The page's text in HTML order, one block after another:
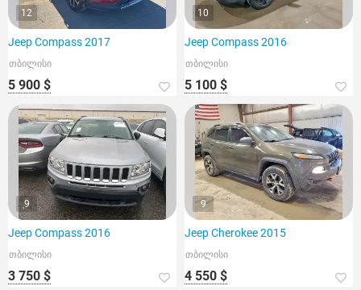
12
Jeep Compass 2017
თბილისი
5 900 $
10
Jeep Compass 2016
თბილისი
5 100 $
9
Jeep Compass 2016
თბილისი
3 750 $
9
Jeep Cherokee 2015
თბილისი
4 550 $